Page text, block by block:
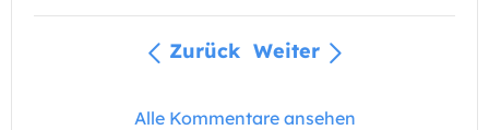
Zurück Weiter
Alle Kommentare ansehen